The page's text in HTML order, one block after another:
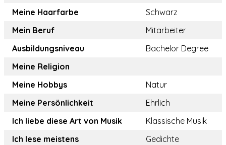
Meine Haarfarbe
Schwarz
Mein Beruf
Mitarbeiter
Ausbildungsniveau
Bachelor Degree
Meine Religion
Meine Hobbys
Natur
Meine Persönlichkeit
Ehrlich
Ich liebe diese Art von Musik
Klassische Musik
Ich lese meistens
Gedichte